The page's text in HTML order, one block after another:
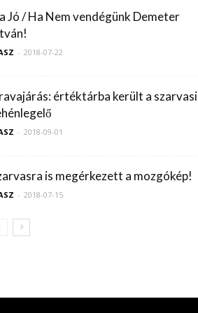
Jó / Ha Nem vendégünk Demeter
- 2018-07-22
értéktárba került a szarvasi
- 2018-09-01
is megérkezett a mozgókép!
- 2018-07-15